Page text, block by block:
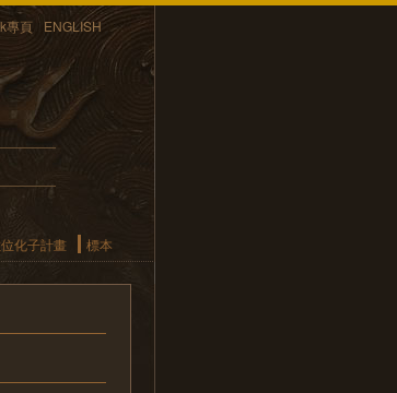
專頁 ENGLISH
化子計畫 標本